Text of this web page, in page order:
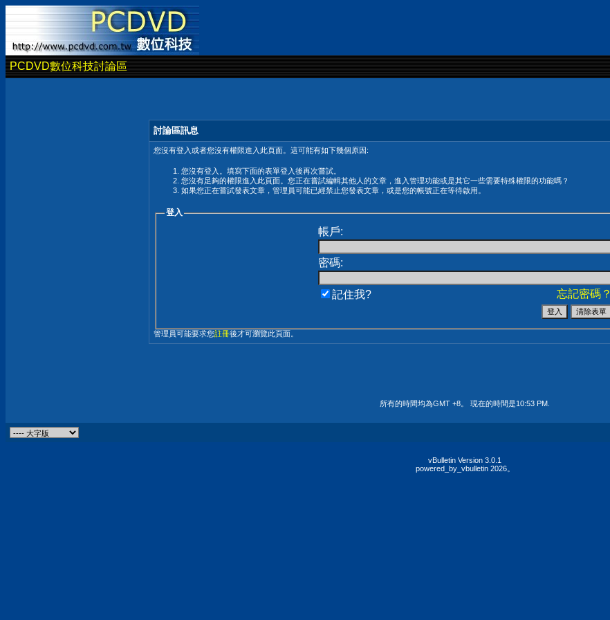
PCDVD數位科技討論區
討論區訊息
您沒有登入或者您沒有權限進入此頁面。這可能有如下幾個原因:
您沒有登入。填寫下面的表單登入後再次嘗試。
您沒有足夠的權限進入此頁面。您正在嘗試編輯其他人的文章，進入管理功能或是其它一些需要特殊權限的功能嗎？
如果您正在嘗試發表文章，管理員可能已經禁止您發表文章，或是您的帳號正在等待啟用。
登入
帳戶:
密碼:
忘記密碼？
記住我?
管理員可能要求您註冊後才可瀏覽此頁面。
所有的時間均為GMT +8。 現在的時間是10:53 PM
vBulletin Version 3.0.1
powered_by_vbulletin 2026。